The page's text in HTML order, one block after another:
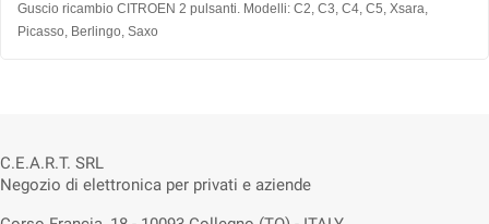
Guscio ricambio CITROEN 2 pulsanti. Modelli: C2, C3, C4, C5, Xsara,
Picasso, Berlingo, Saxo
C.E.A.R.T. SRL
Negozio di elettronica per privati e aziende